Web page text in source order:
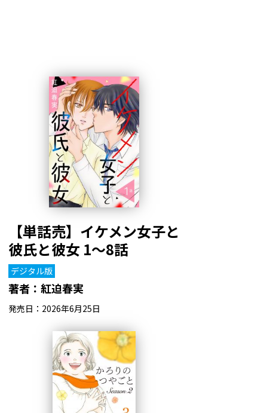
【単話売】イケメン女子と
彼氏と彼女 1～8話
デジタル版
著者： 紅迫春実
発売日：2026年6月25日